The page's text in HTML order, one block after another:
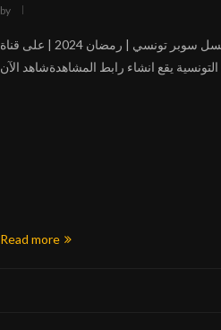
by
الحلقة الثامنة – مسلسل سوبر تونسي | رمضان 2024 | على قناة
يقع انشاء رابط المشاهدةشاهد الآن
Read more